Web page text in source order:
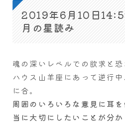
2019年6月10日
月の星読み
魂の深いレベルでの欲求と
ハウス山羊座にあって逆行
に合。
周囲のいろいろな意見に耳
当に大切にしたいことが分